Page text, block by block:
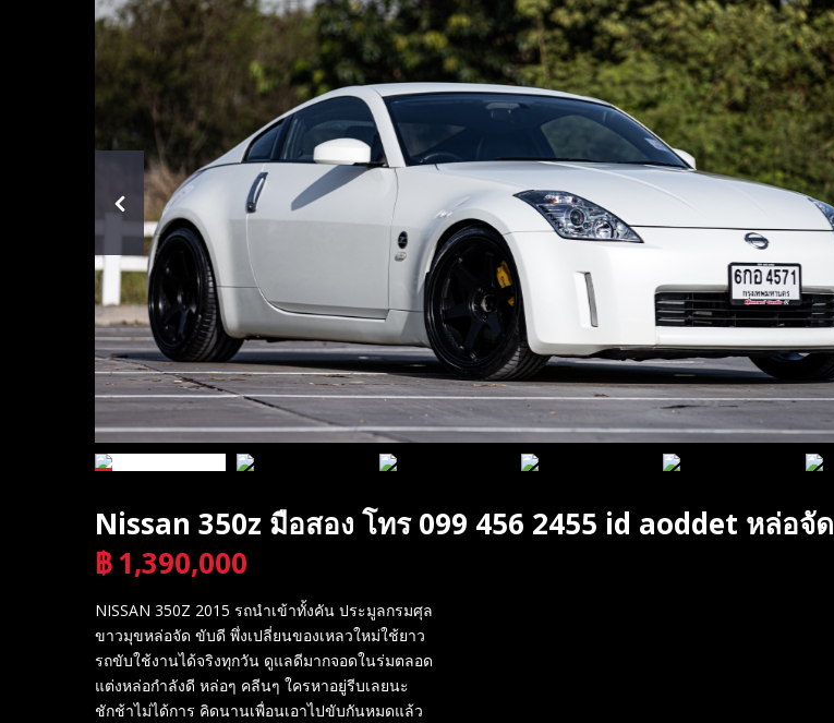
Nissan 350z มือสอง โทร 099 456 2455 id aoddet หล่อจัด
฿1,390,000
NISSAN 350Z 2015 รถนำเข้าทั้งคัน ประมูลกรมศุล
ขาวมุขหล่อจัด ขับดี พึ่งเปลี่ยนของเหลวใหม่ใช้ยาว
รถขับใช้งานได้จริงทุกวัน ดูแลดีมากจอดในร่มตลอด
แต่งหล่อกำลังดี หล่อๆ คลีนๆ ใครหาอยู่รีบเลยนะ
ชักช้าไม่ได้การ คิดนานเพื่อนเอาไปขับกันหมดแล้ว